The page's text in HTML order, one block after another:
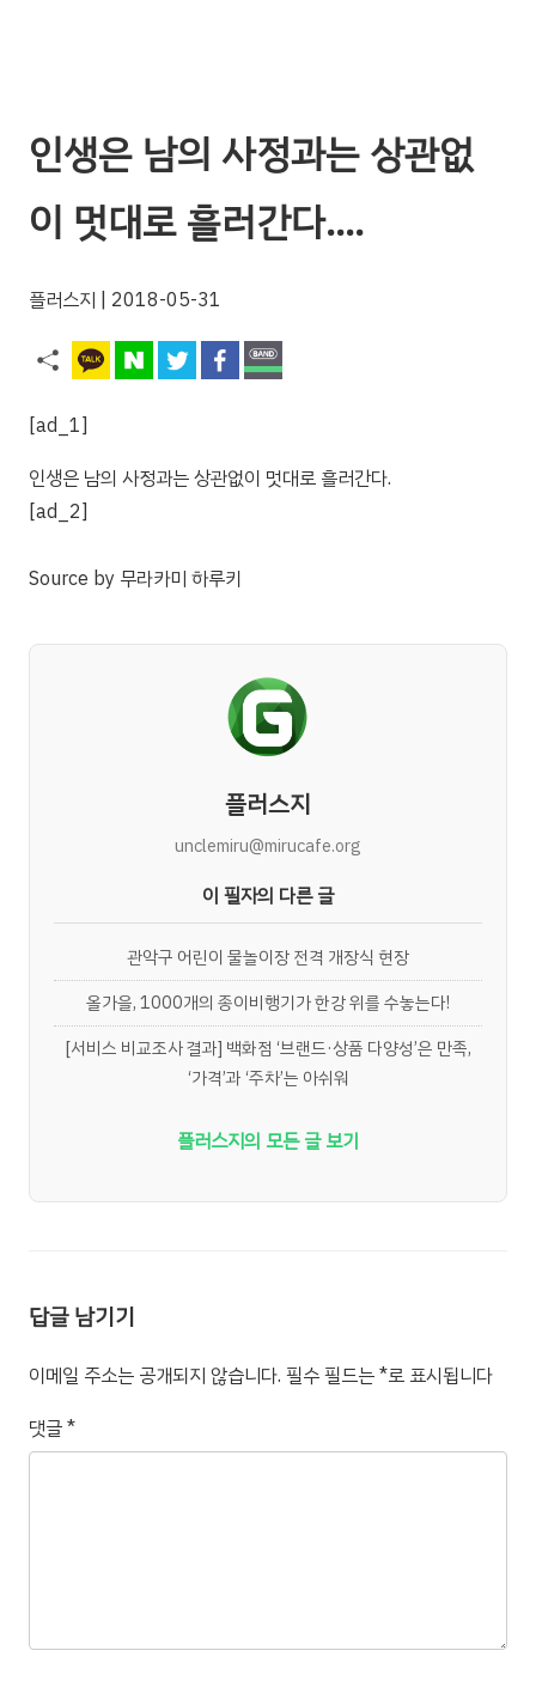
인생은 남의 사정과는 상관없
이 멋대로 흘러간다….
플러스지 | 2018-05-31
[ad_1]
인생은 남의 사정과는 상관없이 멋대로 흘러간다.
[ad_2]
Source by 무라카미 하루키
플러스지
unclemiru@mirucafe.org
이 필자의 다른 글
관악구 어린이 물놀이장 전격 개장식 현장
올가을, 1000개의 종이비행기가 한강 위를 수놓는다!
[서비스 비교조사 결과] 백화점 ‘브랜드·상품 다양성’은 만족,
‘가격’과 ‘주차’는 아쉬워
플러스지의 모든 글 보기
답글 남기기
이메일 주소는 공개되지 않습니다. 필수 필드는*로 표시됩니다
댓글*